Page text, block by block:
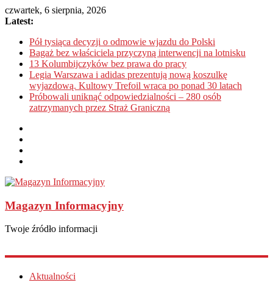
czwartek, 6 sierpnia, 2026
Latest:
Pół tysiąca decyzji o odmowie wjazdu do Polski
Bagaż bez właściciela przyczyną interwencji na lotnisku
13 Kolumbijczyków bez prawa do pracy
Legia Warszawa i adidas prezentują nową koszulkę
wyjazdową. Kultowy Trefoil wraca po ponad 30 latach
Próbowali uniknąć odpowiedzialności – 280 osób
zatrzymanych przez Straż Graniczną
Magazyn Informacyjny
Twoje źródło informacji
Aktualności